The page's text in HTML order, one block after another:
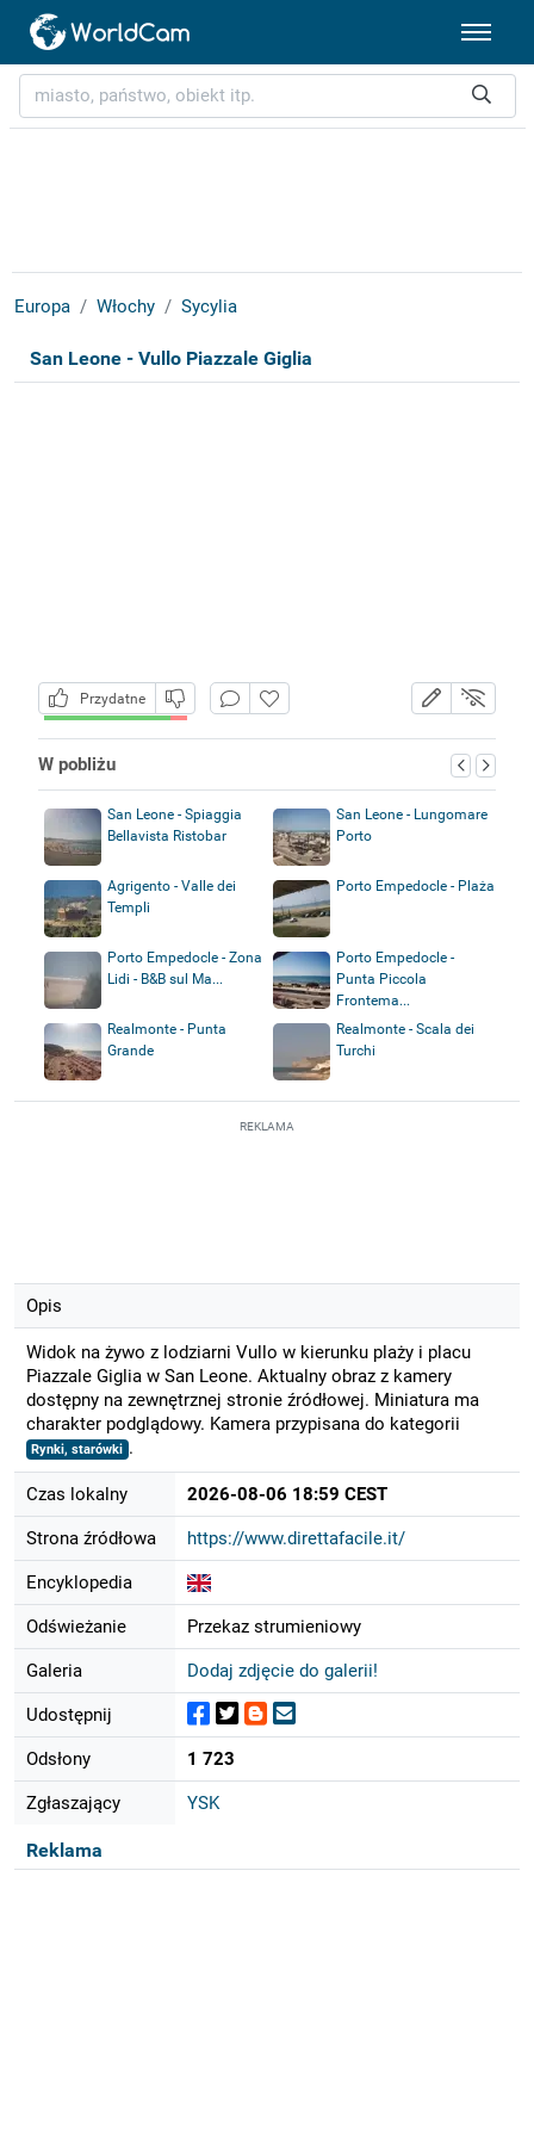
Europa Włochy Sycylia
San Leone - Vullo Piazzale Giglia
Przydatne
W pobliżu
San Leone - Spiaggia
Bellavista Ristobar
San Leone - Lungomare
Porto
Agrigento - Valle dei
Templi
Porto Empedocle - Plaża
Porto Empedocle - Zona
Lidi - B&B sul Ma...
Porto Empedocle -
Punta Piccola
Frontema...
Realmonte - Punta
Grande
Realmonte - Scala dei
Turchi
REKLAMA
Opis
Widok na żywo z lodziarni Vullo w kierunku plaży i placu
Piazzale Giglia w San Leone. Aktualny obraz z kamery
dostępny na zewnętrznej stronie źródłowej. Miniatura ma
charakter podglądowy. Kamera przypisana do kategorii
Rynki, starówki .
Czas lokalny 2026-08-06 18:59 CEST
Strona źródłowa https://www.direttafacile.it/
Encyklopedia
Odświeżanie Przekaz strumieniowy
Galeria Dodaj zdjęcie do galerii!
Udostępnij
Odsłony 1 723
Zgłaszający YSK
Reklama